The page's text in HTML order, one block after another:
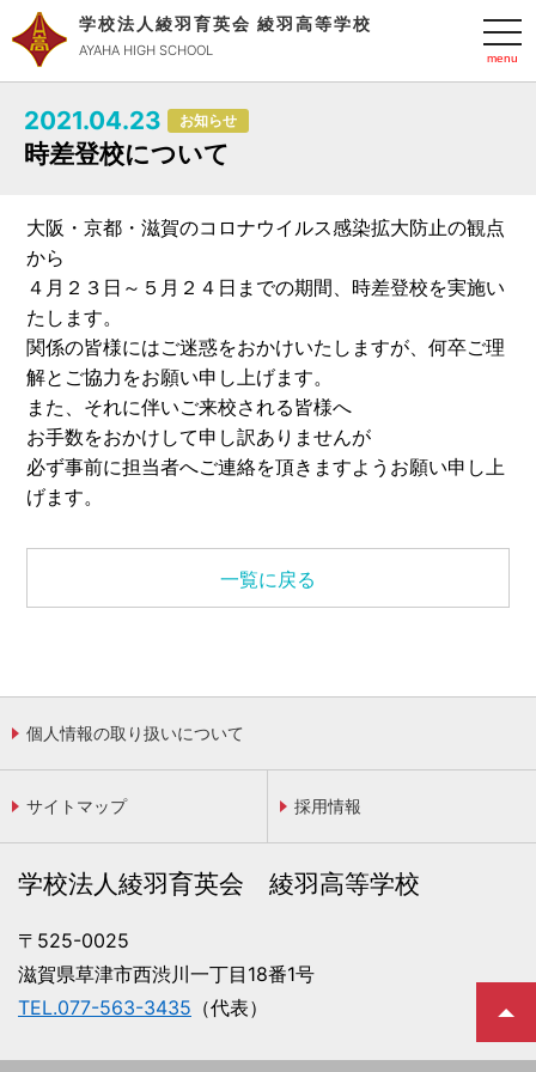
t
o
g
g
a
t
n
学校法人綾羽育英会 綾羽高等学校
AYAHA HIGH SCHOOL
2021.04.23 お知らせ
時差登校について
大阪・京都・滋賀のコロナウイルス感染拡大防止の観点
から
４月２３日～５月２４日までの期間、時差登校を実施い
たします。
関係の皆様にはご迷惑をおかけいたしますが、何卒ご理
解とご協力をお願い申し上げます。
また、それに伴いご来校される皆様へ
お手数をおかけして申し訳ありませんが
必ず事前に担当者へご連絡を頂きますようお願い申し上
げます。
一覧に戻る
個人情報の取り扱いについて
サイトマップ 採用情報
学校法人綾羽育英会 綾羽高等学校
〒525-0025
滋賀県草津市西渋川一丁目18番1号
TEL.077-563-3435 （代表）